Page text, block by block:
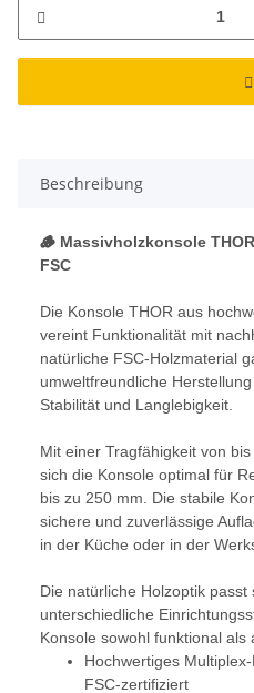
Beschreibung
🪵 Massivholzkonsole
FSC
Die Konsole THOR aus
vereint Funktionalität mit
natürliche FSC-Holzmaterial
umweltfreundliche
Stabilität und Langlebigkeit.
Mit einer Tragfähigkeit von
sich die Konsole optimal für
bis zu 250 mm. Die stabile
sichere und zuverlässige
in der Küche oder in der
Die natürliche Holzoptik passt
unterschiedliche
Konsole sowohl funktional als
Hochwertiges
FSC-zertifiziert